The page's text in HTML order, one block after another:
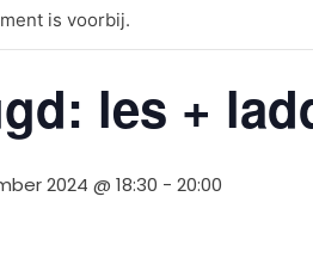
is voorbij.
les +
2024 @ 18:30 - 20:00